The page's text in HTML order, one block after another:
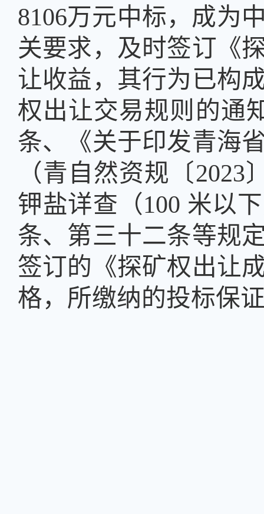
8106万元中标，成为
关要求，及时签订《
让收益，其行为已构
权出让交易规则的通
条、《关于印发青海
（青自然资规〔2023
钾盐详查（100 米以
条、第三十二条等规
签订的《探矿权出让
格，所缴纳的投标保